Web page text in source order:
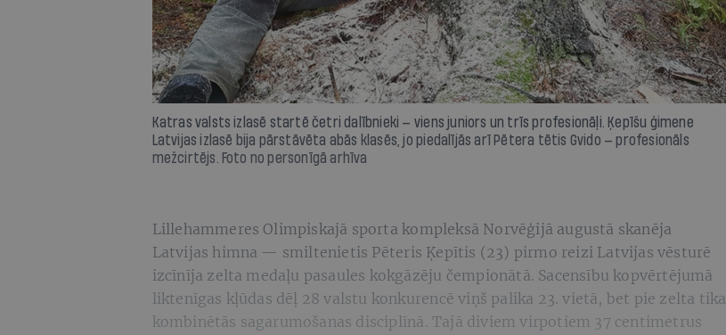
Katras valsts izlasē startē četri dalībnieki — viens juniors un trīs profesionāļi. Ķepīšu ģimene
Latvijas izlasē bija pārstāvēta abās klasēs, jo piedalījās arī Pētera tētis Gvido — profesionāls
mežcirtējs. Foto no personīgā arhīva
Lillehammeres Olimpiskajā sporta kompleksā Norvēģijā augustā skanēja
Latvijas himna — smiltenietis Pēteris Ķepītis (23) pirmo reizi Latvijas vēsturē
izcīnīja zelta medaļu pasaules kokgāzēju čempionātā. Sacensību kopvērtējumā
liktenīgas kļūdas dēļ 28 valstu konkurencē viņš palika 23. vietā, bet pie zelta tika
kombinētās sagarumošanas disciplīnā. Tajā diviem virpotiem 37 centimetrus